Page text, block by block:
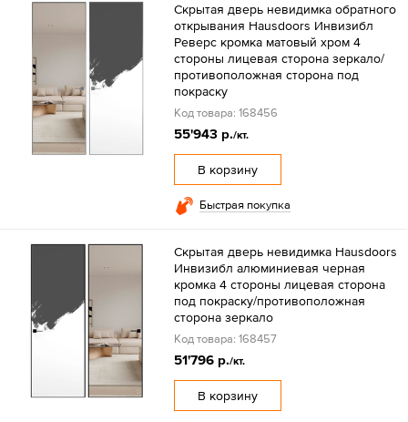
Скрытая дверь невидимка обратного
открывания Hausdoors Инвизибл
Реверс кромка матовый хром 4
стороны лицевая сторона зеркало/
противоположная сторона под
покраску
Код товара: 168456
55'943 р./кт.
В корзину
Быстрая покупка
Скрытая дверь невидимка Hausdoors
Инвизибл алюминиевая черная
кромка 4 стороны лицевая сторона
под покраску/противоположная
сторона зеркало
Код товара: 168457
51'796 р./кт.
В корзину